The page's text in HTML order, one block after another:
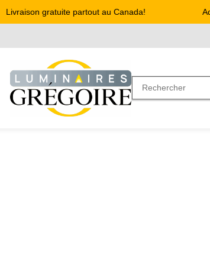
Livraison gratuite partout au Canada!